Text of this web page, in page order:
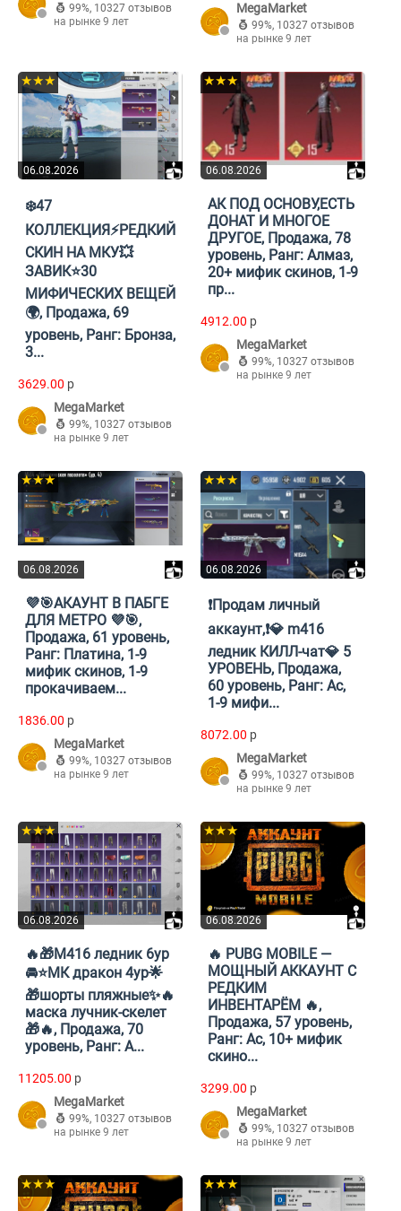
99%, 10327 отзывов
на рынке 9 лет
MegaMarket
99%, 10327 отзывов
на рынке 9 лет
06.08.2026
★★★
❄️47
КОЛЛЕКЦИЯ⚡️РЕДКИЙ
СКИН НА МКУ💥
ЗАВИК⭐️30
МИФИЧЕСКИХ ВЕЩЕЙ
🌍, Продажа, 69
уровень, Ранг: Бронза,
3...
3629.00 p
MegaMarket
99%, 10327 отзывов
на рынке 9 лет
06.08.2026
★★★
АК ПОД ОСНОВУ,ЕСТЬ
ДОНАТ И МНОГОЕ
ДРУГОЕ, Продажа, 78
уровень, Ранг: Алмаз,
20+ мифик скинов, 1-9
пр...
4912.00 p
MegaMarket
99%, 10327 отзывов
на рынке 9 лет
06.08.2026
★★★
💜🎯АКАУНТ В ПАБГЕ
ДЛЯ МЕТРО 💜🎯,
Продажа, 61 уровень,
Ранг: Платина, 1-9
мифик скинов, 1-9
прокачиваем...
1836.00 p
MegaMarket
99%, 10327 отзывов
на рынке 9 лет
06.08.2026
★★★
❗️Продам личный
аккаунт,❗️💎 m416
ледник КИЛЛ-чат💎 5
УРОВЕНЬ, Продажа,
60 уровень, Ранг: Ас,
1-9 мифи...
8072.00 p
MegaMarket
99%, 10327 отзывов
на рынке 9 лет
06.08.2026
★★★
🔥🎁М416 ледник 6ур
🚘⭐МК дракон 4ур🌟
🎁шорты пляжные✨🔥
маска лучник-скелет
🎁🔥, Продажа, 70
уровень, Ранг: А...
11205.00 p
MegaMarket
99%, 10327 отзывов
на рынке 9 лет
06.08.2026
★★★
🔥 PUBG MOBILE —
МОЩНЫЙ АККАУНТ С
РЕДКИМ
ИНВЕНТАРЁМ 🔥,
Продажа, 57 уровень,
Ранг: Ас, 10+ мифик
скино...
3299.00 p
MegaMarket
99%, 10327 отзывов
на рынке 9 лет
★★★ ★★★